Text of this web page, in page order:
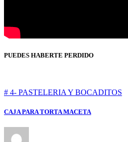
PUEDES HABERTE PERDIDO
# 4- PASTELERIA Y BOCADITOS
CAJA PARA TORTA MACETA